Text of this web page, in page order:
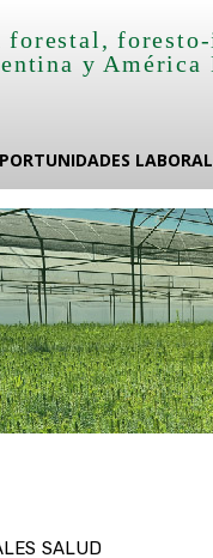
forestal,
y América
SALUD